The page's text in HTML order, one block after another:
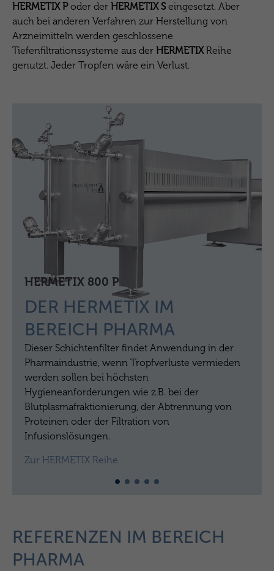
HERMETIX Poder der HERMETIX S eingesetzt. Aber
auch bei anderen Verfahren zur Herstellung von
Arzneimitteln werden geschlossene
Tiefenfiltrationssysteme aus der HERMETIXReihe
genutzt. Jeder Tropfen wäre ein Verlust.
HERMETIX 800 P
DER HERMETIX IM
BEREICH PHARMA
Dieser Schichtenfilter findet Anwendung in der
Pharmaindustrie, wenn Tropfverluste vermieden
werden sollen bei höchsten
Hygieneanforderungen wie z.B. bei der
Blutplasmafraktionierung, der Abtrennung von
Proteinen oder der Filtration von
Infusionslösungen.
Zur HERMETIX Reihe
REFERENZEN IM BEREICH
PHARMA